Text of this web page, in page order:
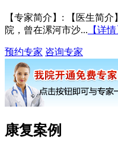
【专家简介】 : 【医生简介
院，曾在漯河市沙... 【详情
预约专家 咨询专家
康复案例